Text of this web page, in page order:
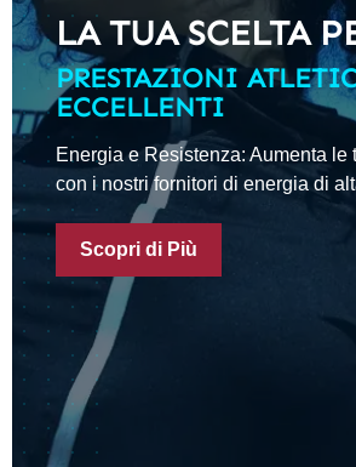
LA TUA SCELTA
PRESTAZIONI
ECCELLENTI
Energia e Resistenza: Aumenta le
con i nostri fornitori di energia di
Scopri di Più